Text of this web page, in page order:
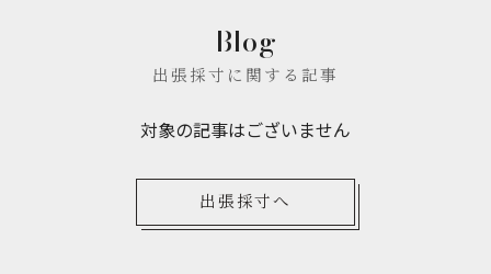
出張採寸に関する記事
Blog
対象の記事はございません
出張採寸へ